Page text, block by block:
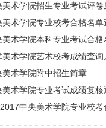
术学院招生专业考试评卷
美术学院专业校考合格名单
美术学院本科专业考试合格
美术学院艺术校考成绩查询
美术学院附中招生简章
美术学院专业考试成绩复核
2017中央美术学院专业校